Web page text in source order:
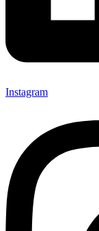
Instagram